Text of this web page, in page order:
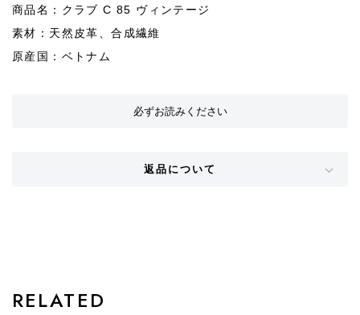
商品名：クラブ C 85 ヴィンテージ
素材：天然皮革、合成繊維
原産国：ベトナム
必ずお読みください
返品について
RELATED